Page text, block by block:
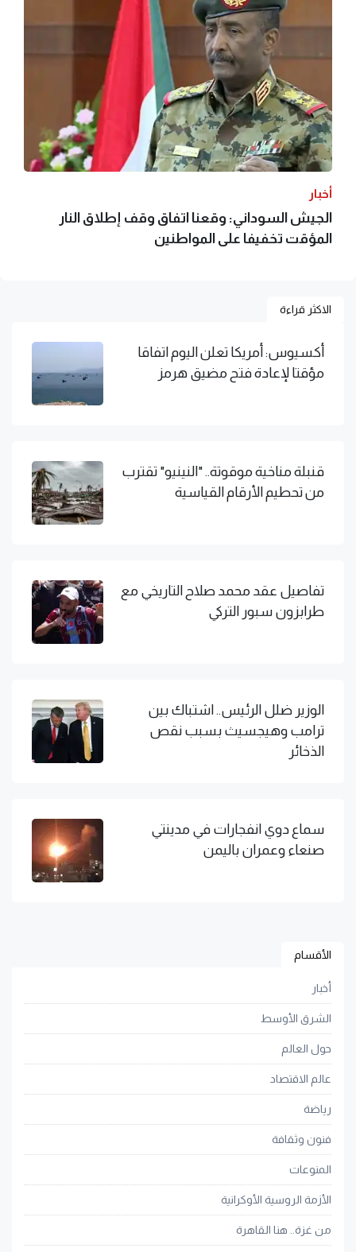
أخبار
الجيش السوداني: وقعنا اتفاق وقف إطلاق النار
المؤقت تخفيفا على المواطنين
الاكثر قراءة
أكسيوس: أمريكا تعلن اليوم اتفاقا
مؤقتا لإعادة فتح مضيق هرمز
قنبلة مناخية موقوتة.. "النينيو" تقترب
من تحطيم الأرقام القياسية
تفاصيل عقد محمد صلاح التاريخي مع
طرابزون سبور التركي
الوزير ضلل الرئيس.. اشتباك بين
ترامب وهيجسيث بسبب نقص
الذخائر
سماع دوي انفجارات في مدينتي
صنعاء وعمران باليمن
الأقسام
أخبار
الشرق الأوسط
حول العالم
عالم الاقتصاد
رياضة
فنون وثقافة
المنوعات
الأزمة الروسية الأوكرانية
من غزة.. هنا القاهرة